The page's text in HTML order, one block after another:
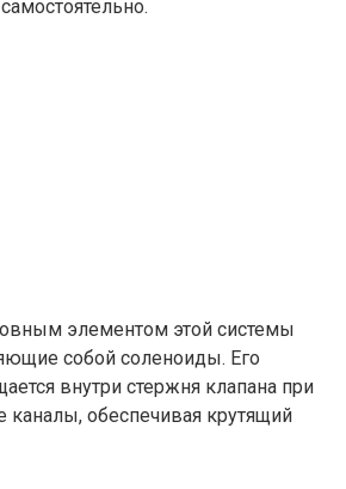
элементом этой системы
собой соленоиды. Его
внутри стержня клапана при
каналы, обеспечивая крутящий